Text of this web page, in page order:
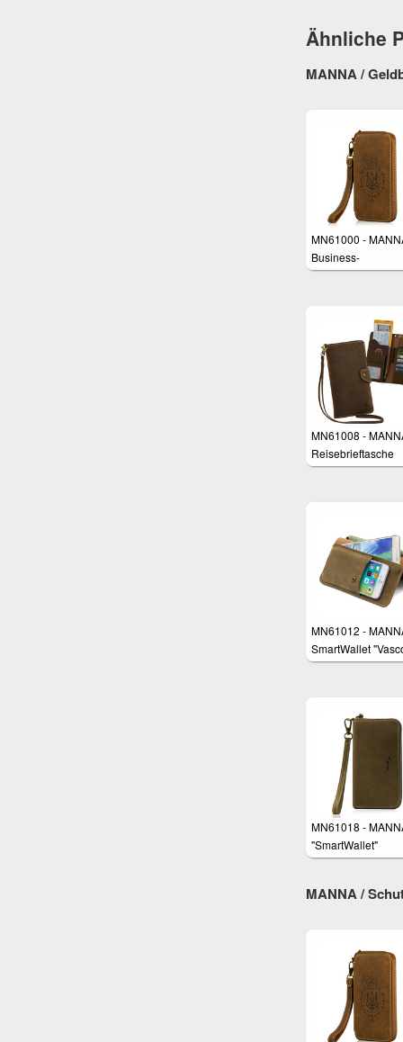
Ähnliche
MANNA /
MN61000 -
Business-
MN61008 -
Reisebrieftasche
Geldbörse Tasche
P10 Plus, Galaxy
Edge Plus
MN61012 -
SmartWallet
MN61018 -
"SmartWallet"
Handgelenktasche
MANNA /